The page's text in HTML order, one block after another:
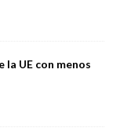
la UE con menos